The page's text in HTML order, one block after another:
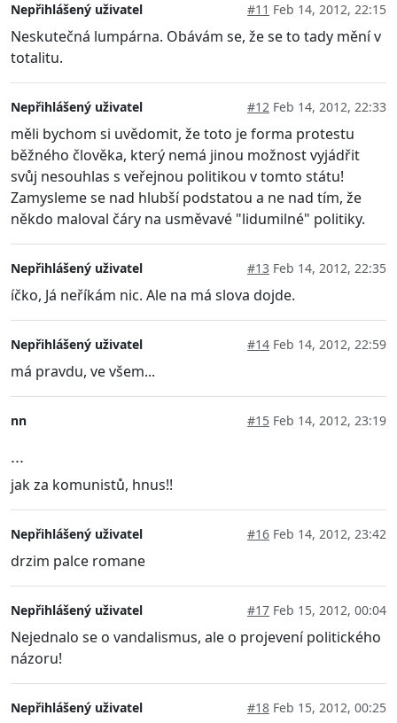
Nepřihlášený uživatel #11 Feb 14, 2012, 22:15
Neskutečná lumpárna. Obávám se, že se to tady mění v
totalitu.
Nepřihlášený uživatel #12 Feb 14, 2012, 22:33
měli bychom si uvědomit, že toto je forma protestu
běžného člověka, který nemá jinou možnost vyjádřit
svůj nesouhlas s veřejnou politikou v tomto státu!
Zamysleme se nad hlubší podstatou a ne nad tím, že
někdo maloval čáry na usměvavé "lidumilné" politiky.
Nepřihlášený uživatel #13 Feb 14, 2012, 22:35
íčko, Já neříkám nic. Ale na má slova dojde.
Nepřihlášený uživatel #14 Feb 14, 2012, 22:59
má pravdu, ve všem...
nn #15 Feb 14, 2012, 23:19
...
jak za komunistů, hnus!!
Nepřihlášený uživatel #16 Feb 14, 2012, 23:42
drzim palce romane
Nepřihlášený uživatel #17 Feb 15, 2012, 00:04
Nejednalo se o vandalismus, ale o projevení politického
názoru!
Nepřihlášený uživatel #18 Feb 15, 2012, 00:25